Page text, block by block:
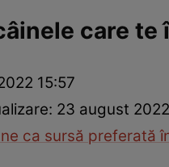
care
15:57
23 august
ca sursă preferată